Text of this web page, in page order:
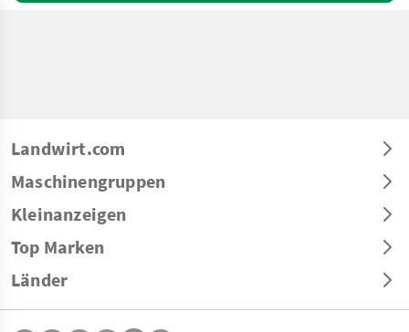
Landwirt.com
Maschinengruppen
Kleinanzeigen
Top Marken
Länder